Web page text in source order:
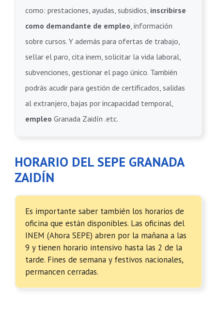
como: prestaciones, ayudas, subsidios, inscribirse
como demandante de empleo, información
sobre cursos. Y además para ofertas de trabajo,
sellar el paro, cita inem, solicitar la vida laboral,
subvenciones, gestionar el pago único. También
podrás acudir para gestión de certificados, salidas
al extranjero, bajas por incapacidad temporal,
empleo Granada Zaidín .etc.
HORARIO DEL SEPE GRANADA
ZAIDÍN
Es importante saber también los horarios de
oficina que están disponibles. Las oficinas del
INEM (Ahora SEPE) abren por la mañana a las
9 y tienen horario intensivo hasta las 2 de la
tarde. Fines de semana y festivos nacionales,
permancen cerradas.